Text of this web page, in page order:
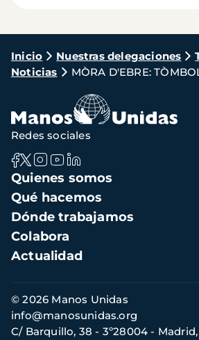
Ruta
de
navegación
Inicio Nuestras delegaciones
Noticias
MÒRA D'EBRE:
Navegación
principal
Quienes somos
Qué hacemos
Dónde trabajamos
Colabora
Actualidad
Redes sociales
Información
de
contacto
© 2026 Manos Unidas
C/ Barquillo, 38 - 3º28004 -
info@manosunidas.org